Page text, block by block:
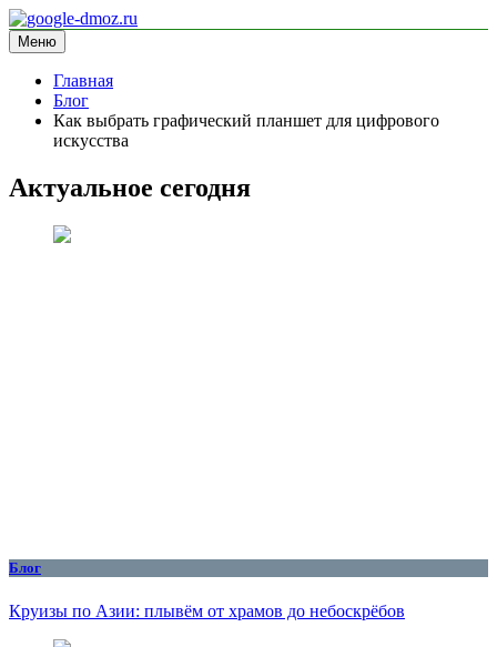
Перейти
к
содержимому
google-dmoz.ru
информационный сайт
Меню
Главная
Блог
Как выбрать графический планшет для цифрового
искусства
Актуальное сегодня
Блог
Круизы по Азии: плывём от храмов до небоскрёбов